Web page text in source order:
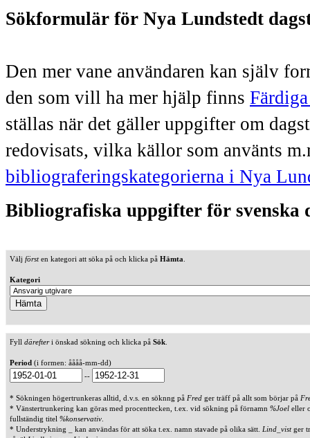
Sökformulär för Nya Lundstedt
Den mer vane användaren kan själv
den som vill ha mer hjälp finns
ställas när det gäller uppgifter om
redovisats, vilka källor som använts
bibliograferingskategorierna i Nya
Bibliografiska uppgifter för svenska
Välj försten kategori att söka på och klicka på Hämta
Kategori
Fyll därefteri önskad sökning och klicka på Sök
Period (i formen: åååå-mm-dd)
--
* Sökningen högertrunkeras alltid, d.v.s. en söknng på Fred ger träff på allt som börjar på
* Vänstertrunkering kan göras med procenttecken, t.ex. vid sökning på förnamn %Joel eller
fullständig titel %konservativ
* Understrykning _ kan användas för att söka t.ex. namn stavade på olika sätt. Lind_vistger